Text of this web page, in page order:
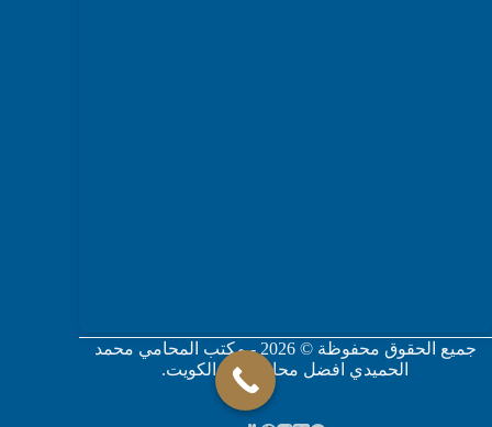
جميع الحقوق محفوظة © 2026 - مكتب المحامي محمد
الحميدي افضل محامي في الكويت.